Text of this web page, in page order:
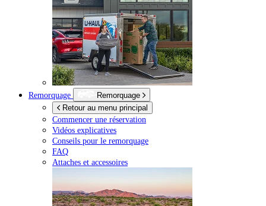
Remorquage
Remorquage
Retour au menu principal
Commencer une réservation
Vidéos explicatives
Conseils pour le remorquage
FAQ
Attaches et accessoires